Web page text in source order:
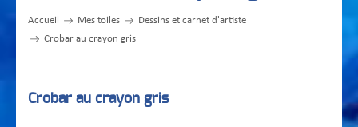
Accueil Mes toiles
Dessins et carnet d'artiste
Crobar au crayon gris
Crobar au crayon gris